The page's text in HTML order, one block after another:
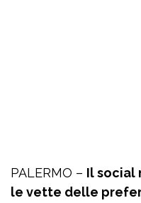
PALERMO – Il social
le vette delle